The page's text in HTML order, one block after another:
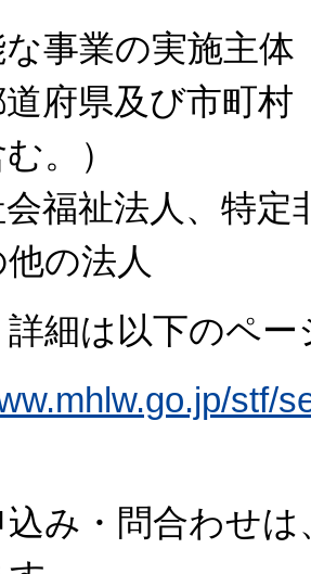
事業の実施主
道府県及び市町
。）
会福祉法人、特
の法人
詳細は以下のペ
stf/
み・問合わせ